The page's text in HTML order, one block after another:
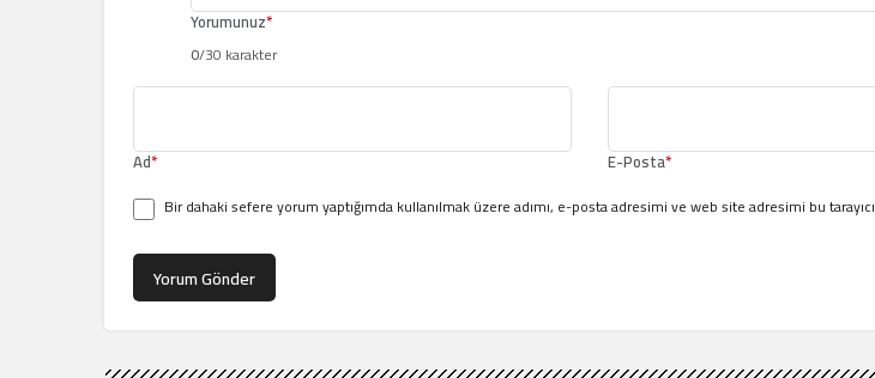
Yorumunuz*
0/30 karakter
Ad* E-Posta*
Bir dahaki sefere yorum yaptığımda kullanılmak üzere adımı, e-posta adresimi ve web site adresimi bu
Yorum Gönder